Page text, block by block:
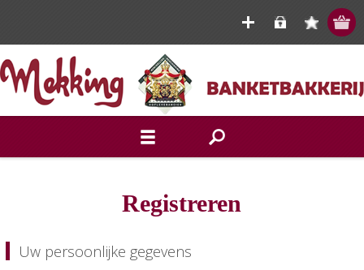
Registreren
Uw persoonlijke gegevens